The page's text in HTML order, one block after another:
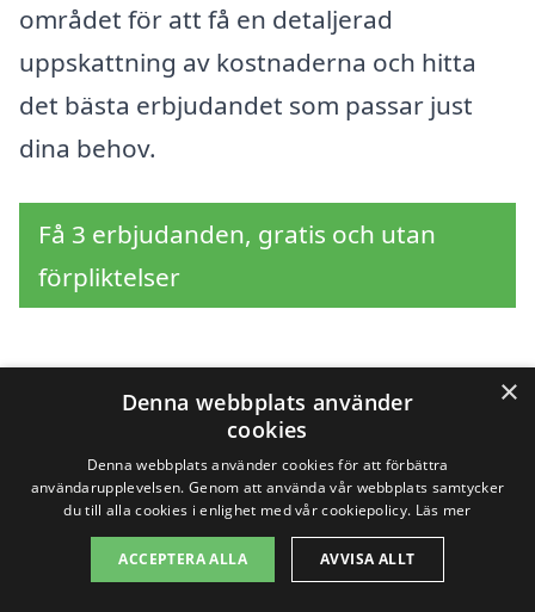
området för att få en detaljerad
uppskattning av kostnaderna och hitta
det bästa erbjudandet som passar just
dina behov.
Få 3 erbjudanden, gratis och utan
förpliktelser
Sök efter en
professionell för
bergvärme i andra
städer nära Mockfjärd
×
Denna webbplats använder
cookies
Denna webbplats använder cookies för att förbättra
användarupplevelsen. Genom att använda vår webbplats samtycker
du till alla cookies i enlighet med vår cookiepolicy. Läs mer
ACCEPTERA ALLA AVVISA ALLT